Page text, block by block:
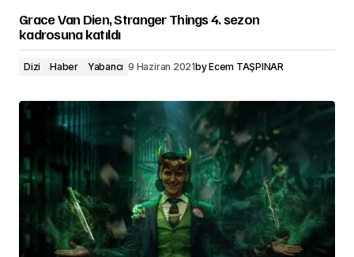
Grace Van Dien, Stranger Things 4. sezon
kadrosuna katıldı
Dizi Haber Yabancı 9 Haziran 2021byEcem TAŞPINAR